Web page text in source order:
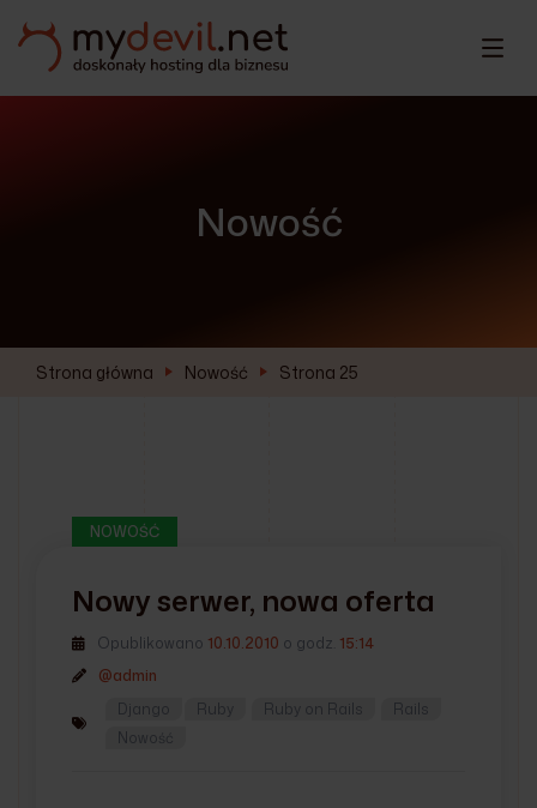
Nowość
Strona główna Nowość Strona 25
NOWOŚĆ
Nowy serwer, nowa oferta
Opublikowano 10.10.2010 o godz. 15:14
@admin
Django
Ruby Ruby on Rails
Rails
Nowość